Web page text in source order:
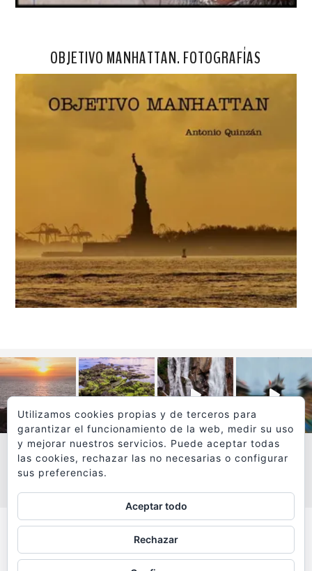
OBJETIVO MANHATTAN. FOTOGRAFÍAS
VER MÁS
Todos los textos y fotografías de
www.viajesyfotografia.comson propiedad de su autor
Utilizamos cookies propias y de terceros para
garantizar el funcionamiento de la web, medir su uso
y mejorar nuestros servicios. Puede aceptar todas
las cookies, rechazar las no necesarias o configurar
sus preferencias.
Aceptar todo
Rechazar